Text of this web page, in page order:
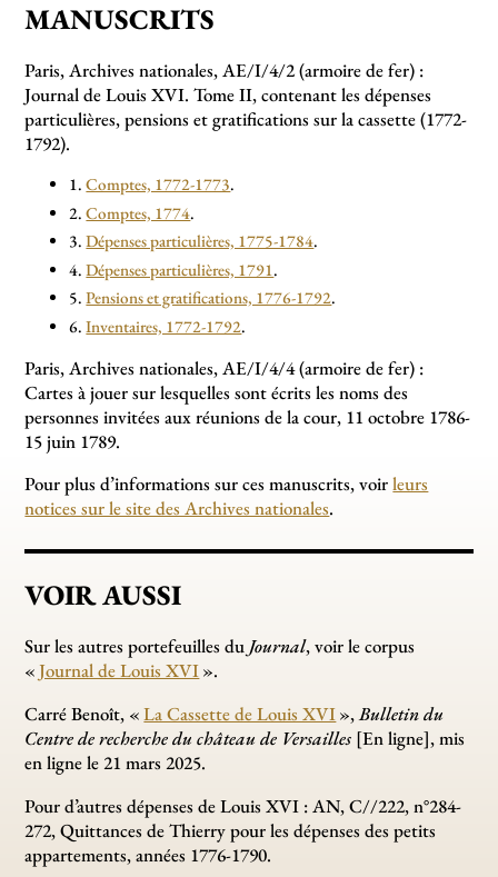
MANUSCRITS
Paris, Archives nationales, AE/I/4/2 (armoire de fer) :
Journal de Louis XVI. Tome II, contenant les dépenses
particulières, pensions et gratifications sur la cassette (1772-
1792).
1.Comptes, 1772-1773.
2.Comptes, 1774.
3.Dépenses particulières, 1775-1784.
4.Dépenses particulières, 1791.
5.Pensions et gratifications, 1776-1792.
6.Inventaires, 1772-1792.
Paris, Archives nationales, AE/I/4/4 (armoire de fer) :
Cartes à jouer sur lesquelles sont écrits les noms des
personnes invitées aux réunions de la cour, 11 octobre 1786-
15 juin 1789.
Pour plus d’informations sur ces manuscrits, voirleurs
notices sur le site des Archives nationales.
VOIR AUSSI
Sur les autres portefeuilles du Journal, voir le corpus
«Journal de Louis XVI».
Carré Benoît, «La Cassette de Louis XVI»,Bulletin du
Centre de recherche du château de Versailles [En ligne], mis
en ligne le 21 mars 2025.
Pour d’autres dépenses de Louis XVI : AN, C//222, n°284-
272, Quittances de Thierry pour les dépenses des petits
appartements, années 1776-1790.